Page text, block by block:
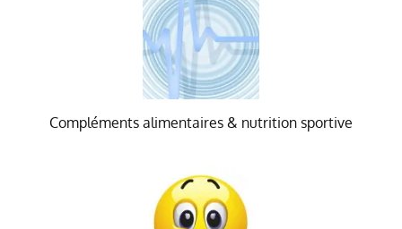
Compléments alimentaires & nutrition sportive